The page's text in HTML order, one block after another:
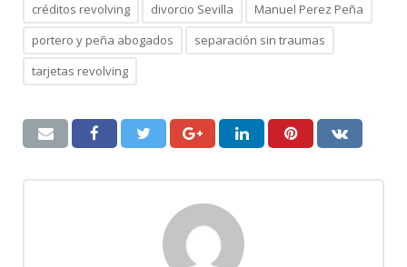
créditos revolving
divorcio Sevilla
Manuel Perez Peña
portero y peña abogados
separación sin traumas
tarjetas revolving